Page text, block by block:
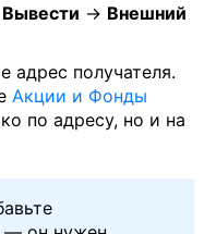
Вывести → Внешний
адрес получателя.
Акции и Фонды
по адресу, но и на